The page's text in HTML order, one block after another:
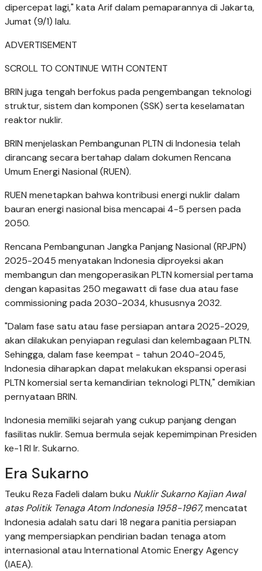
dipercepat lagi," kata Arif dalam pemaparannya di Jakarta,
Jumat (9/1) lalu.
ADVERTISEMENT
SCROLL TO CONTINUE WITH CONTENT
BRIN juga tengah berfokus pada pengembangan teknologi
struktur, sistem dan komponen (SSK) serta keselamatan
reaktor nuklir.
BRIN menjelaskan Pembangunan PLTN di Indonesia telah
dirancang secara bertahap dalam dokumen Rencana
Umum Energi Nasional (RUEN).
RUEN menetapkan bahwa kontribusi energi nuklir dalam
bauran energi nasional bisa mencapai 4-5 persen pada
2050.
Rencana Pembangunan Jangka Panjang Nasional (RPJPN)
2025-2045 menyatakan Indonesia diproyeksi akan
membangun dan mengoperasikan PLTN komersial pertama
dengan kapasitas 250 megawatt di fase dua atau fase
commissioning pada 2030-2034, khususnya 2032.
"Dalam fase satu atau fase persiapan antara 2025-2029,
akan dilakukan penyiapan regulasi dan kelembagaan PLTN.
Sehingga, dalam fase keempat - tahun 2040-2045,
Indonesia diharapkan dapat melakukan ekspansi operasi
PLTN komersial serta kemandirian teknologi PLTN," demikian
pernyataan BRIN.
Indonesia memiliki sejarah yang cukup panjang dengan
fasilitas nuklir. Semua bermula sejak kepemimpinan Presiden
ke-1 RI Ir. Sukarno.
Era Sukarno
Teuku Reza Fadeli dalam buku Nuklir Sukarno Kajian Awal
atas Politik Tenaga Atom Indonesia 1958-1967,mencatat
Indonesia adalah satu dari 18 negara panitia persiapan
yang mempersiapkan pendirian badan tenaga atom
internasional atau International Atomic Energy Agency
(IAEA).